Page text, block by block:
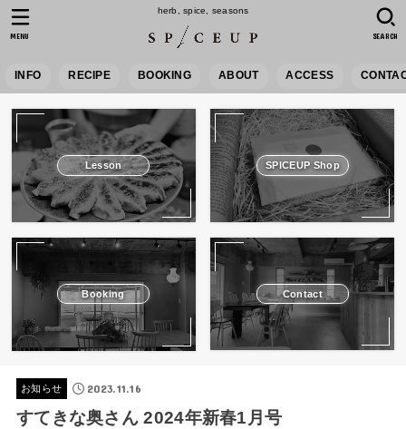
herb, spice, seasons
INFO RECIPE BOOKING ABOUT ACCESS
SEARCH
MENU
Lesson SPICEUP Shop
Booking Contact
お知らせ 2023.11.16
すてきな奥さん 2024年新春1月号